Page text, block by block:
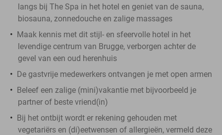
langs bij The Spa in het hotel en geniet van de sauna,
biosauna, zonnedouche en zalige massages
Maak kennis met dit stijl- en sfeervolle hotel in het
levendige centrum van Brugge, verborgen achter de
gevel van een oud herenhuis
De gastvrije medewerkers ontvangen je met open armen
Beleef een zalige (mini)vakantie met bijvoorbeeld je
partner of beste vriend(in)
Bij het ontbijt wordt er rekening gehouden met
vegetariërs en (di)eetwensen of allergieën, vermeld deze